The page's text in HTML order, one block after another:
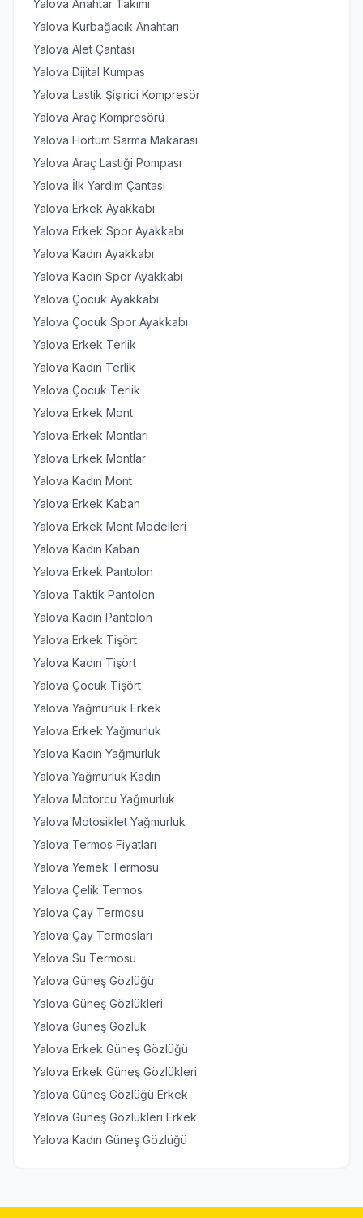
Yalova Anahtar Takımı
Yalova Kurbağacık Anahtarı
Yalova Alet Çantası
Yalova Dijital Kumpas
Yalova Lastik Şişirici Kompresör
Yalova Araç Kompresörü
Yalova Hortum Sarma Makarası
Yalova Araç Lastiği Pompası
Yalova İlk Yardım Çantası
Yalova Erkek Ayakkabı
Yalova Erkek Spor Ayakkabı
Yalova Kadın Ayakkabı
Yalova Kadın Spor Ayakkabı
Yalova Çocuk Ayakkabı
Yalova Çocuk Spor Ayakkabı
Yalova Erkek Terlik
Yalova Kadın Terlik
Yalova Çocuk Terlik
Yalova Erkek Mont
Yalova Erkek Montları
Yalova Erkek Montlar
Yalova Kadın Mont
Yalova Erkek Kaban
Yalova Erkek Mont Modelleri
Yalova Kadın Kaban
Yalova Erkek Pantolon
Yalova Taktik Pantolon
Yalova Kadın Pantolon
Yalova Erkek Tişört
Yalova Kadın Tişört
Yalova Çocuk Tişört
Yalova Yağmurluk Erkek
Yalova Erkek Yağmurluk
Yalova Kadın Yağmurluk
Yalova Yağmurluk Kadın
Yalova Motorcu Yağmurluk
Yalova Motosiklet Yağmurluk
Yalova Termos Fiyatları
Yalova Yemek Termosu
Yalova Çelik Termos
Yalova Çay Termosu
Yalova Çay Termosları
Yalova Su Termosu
Yalova Güneş Gözlüğü
Yalova Güneş Gözlükleri
Yalova Güneş Gözlük
Yalova Erkek Güneş Gözlüğü
Yalova Erkek Güneş Gözlükleri
Yalova Güneş Gözlüğü Erkek
Yalova Güneş Gözlükleri Erkek
Yalova Kadın Güneş Gözlüğü